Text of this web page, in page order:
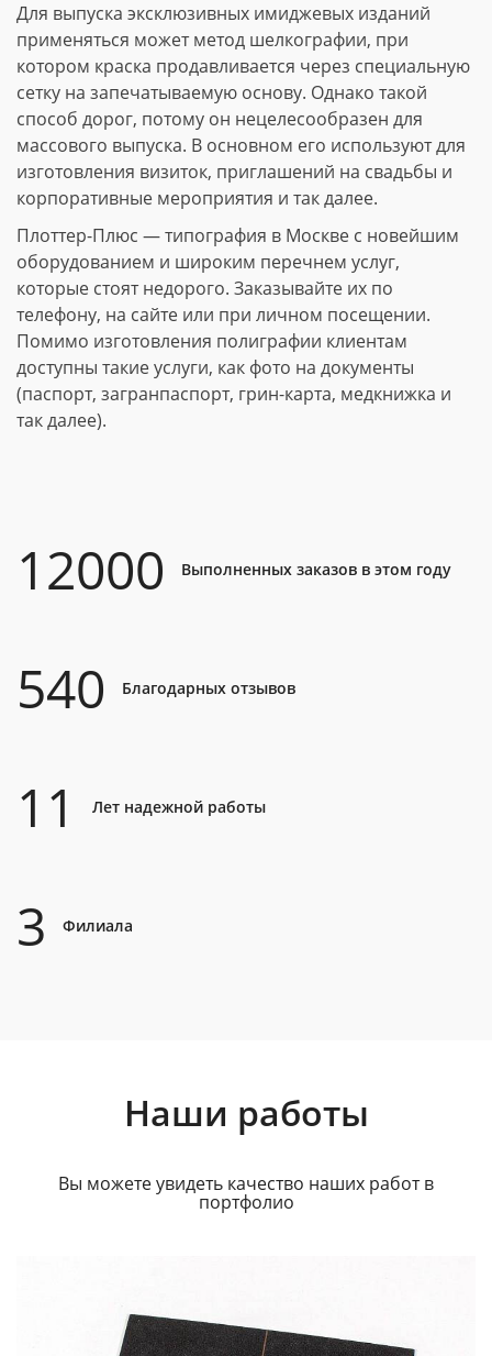
Для выпуска эксклюзивных имиджевых изданий
применяться может метод шелкографии, при
котором краска продавливается через специальную
сетку на запечатываемую основу. Однако такой
способ дорог, потому он нецелесообразен для
массового выпуска. В основном его используют для
изготовления визиток, приглашений на свадьбы и
корпоративные мероприятия и так далее.
Плоттер-Плюс — типография в Москве с новейшим
оборудованием и широким перечнем услуг,
которые стоят недорого. Заказывайте их по
телефону, на сайте или при личном посещении.
Помимо изготовления полиграфии клиентам
доступны такие услуги, как фото на документы
(паспорт, загранпаспорт, грин-карта, медкнижка и
так далее).
12000 Выполненных заказов в этом году
540 Благодарных отзывов
11 Лет надежной работы
3 Филиала
Наши работы
Вы можете увидеть качество наших работ в
портфолио